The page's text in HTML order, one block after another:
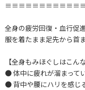
全身の疲労回復・血行促
服を着たまま足先から首
【全身もみほぐしはこん
● 体中に疲れが溜まって
● 背中や腰にハリを感じ